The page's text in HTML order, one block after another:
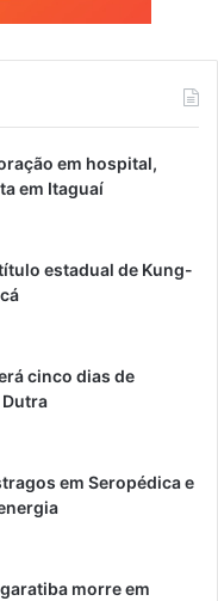
em hospital,
em Itaguaí
estadual de Kung-
cinco dias de
em Seropédica e
morre em